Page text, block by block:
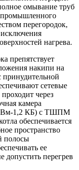
омывание труб
промышленного
перегородок,
нагрева.
препятствует
накипи на
принудительной
сетевые
через
камера
1,2 КБ) с ТШПМ
обеспечивается
пространство
полосы
ее
допустить перегрев